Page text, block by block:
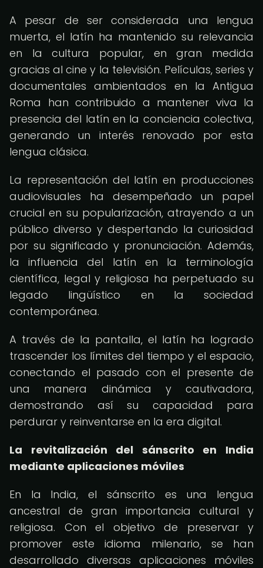
A pesar de ser considerada una lengua
muerta, el latín ha mantenido su relevancia
en la cultura popular, en gran medida
gracias al cine y la televisión. Películas, series y
documentales ambientados en la Antigua
Roma han contribuido a mantener viva la
presencia del latín en la conciencia colectiva,
generando un interés renovado por esta
lengua clásica.
La representación del latín en producciones
audiovisuales ha desempeñado un papel
crucial en su popularización, atrayendo a un
público diverso y despertando la curiosidad
por su significado y pronunciación. Además,
la influencia del latín en la terminología
científica, legal y religiosa ha perpetuado su
legado lingüístico en la sociedad
contemporánea.
A través de la pantalla, el latín ha logrado
trascender los límites del tiempo y el espacio,
conectando el pasado con el presente de
una manera dinámica y cautivadora,
demostrando así su capacidad para
perdurar y reinventarse en la era digital.
La revitalización del sánscrito en India
mediante aplicaciones móviles
En la India, el sánscrito es una lengua
ancestral de gran importancia cultural y
religiosa. Con el objetivo de preservar y
promover este idioma milenario, se han
desarrollado diversas aplicaciones móviles